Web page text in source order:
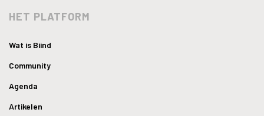
HET PLATFORM
Wat is Biind
Community
Agenda
Artikelen